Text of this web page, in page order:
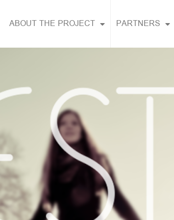
ABOUT THE PROJECT PARTNERS